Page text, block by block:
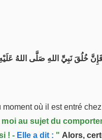
خُلُقَ نَبِيِّ اللهِ صَلَّى اللهُ
où il est entré
au sujet du
! -Elle a dit : " Alors,